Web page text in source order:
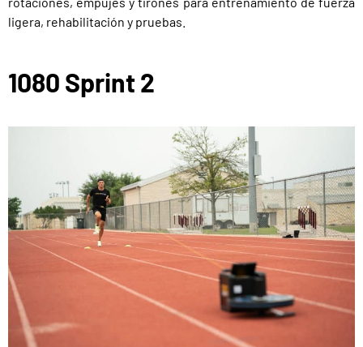
ligera, rehabilitación y pruebas.
1080 Sprint 2